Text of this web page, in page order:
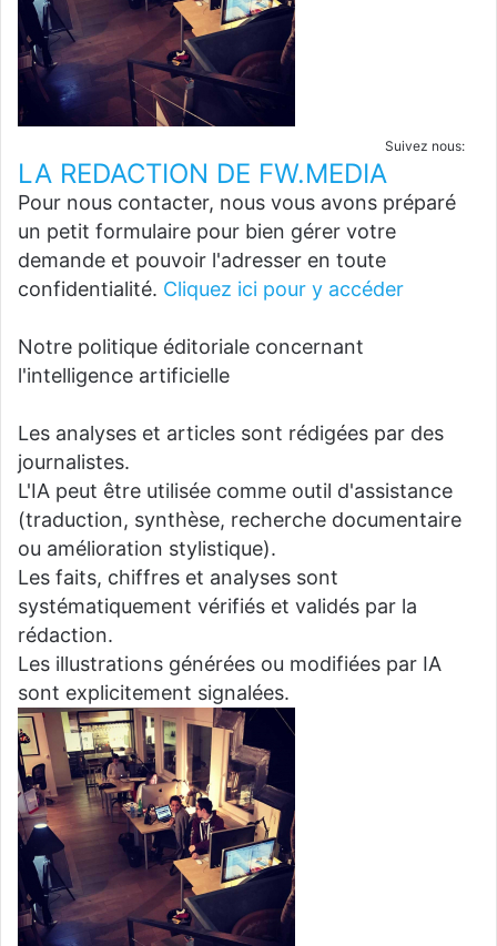
Suivez nous:
LA REDACTION DE FW.MEDIA
Pour nous contacter, nous vous avons préparé
un petit formulaire pour bien gérer votre
demande et pouvoir l'adresser en toute
confidentialité. Cliquez ici pour y accéder
Notre politique éditoriale concernant
l'intelligence artificielle
Les analyses et articles sont rédigées par des
journalistes.
L'IA peut être utilisée comme outil d'assistance
(traduction, synthèse, recherche documentaire
ou amélioration stylistique).
Les faits, chiffres et analyses sont
systématiquement vérifiés et validés par la
rédaction.
Les illustrations générées ou modifiées par IA
sont explicitement signalées.